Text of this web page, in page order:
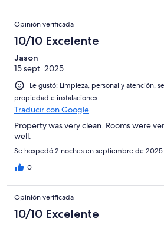
Opinión verificada
10/10 Excelente
Jason
15 sept. 2025
Le gustó: Limpieza, personal y atención,
propiedad e instalaciones
Traducir con Google
Property was very clean. Rooms were
well.
Se hospedó 2 noches en septiembre de 2025
0
Opinión verificada
10/10 Excelente